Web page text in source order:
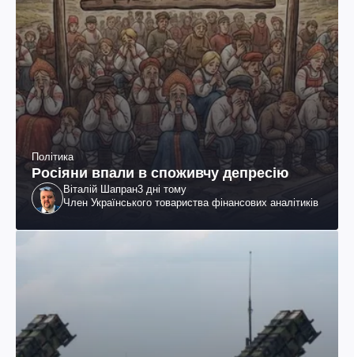
Політика
Росіяни впали в споживчу депресію
Віталій Шапран3 дні тому
Член Українського товариства фінансових аналітиків